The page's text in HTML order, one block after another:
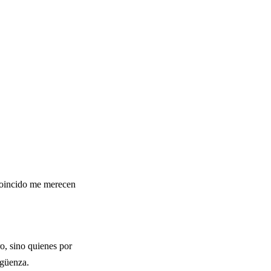
me merecen
sino quienes por